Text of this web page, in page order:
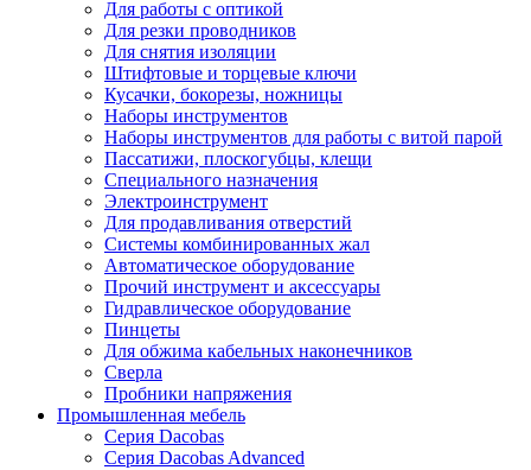
Для работы с оптикой
Для резки проводников
Для снятия изоляции
Штифтовые и торцевые ключи
Кусачки, бокорезы, ножницы
Наборы инструментов
Наборы инструментов для работы с витой парой
Пассатижи, плоскогубцы, клещи
Специального назначения
Электроинструмент
Для продавливания отверстий
Системы комбинированных жал
Автоматическое оборудование
Прочий инструмент и аксессуары
Гидравлическое оборудование
Пинцеты
Для обжима кабельных наконечников
Сверла
Пробники напряжения
Промышленная мебель
Серия Dacobas
Серия Dacobas Advanced